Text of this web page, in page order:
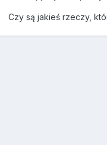
Czy są jakieś rzeczy,